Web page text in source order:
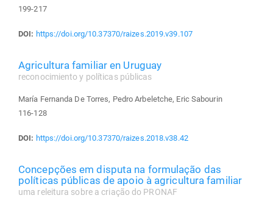
199-217
DOI: https://doi.org/10.37370/raizes.2019.v39.107
Agricultura familiar en Uruguay
reconocimiento y políticas públicas
María Fernanda De Torres, Pedro Arbeletche, Eric Sabourin
116-128
DOI: https://doi.org/10.37370/raizes.2018.v38.42
Concepções em disputa na formulação das
políticas públicas de apoio à agricultura familiar
uma releitura sobre a criação do PRONAF